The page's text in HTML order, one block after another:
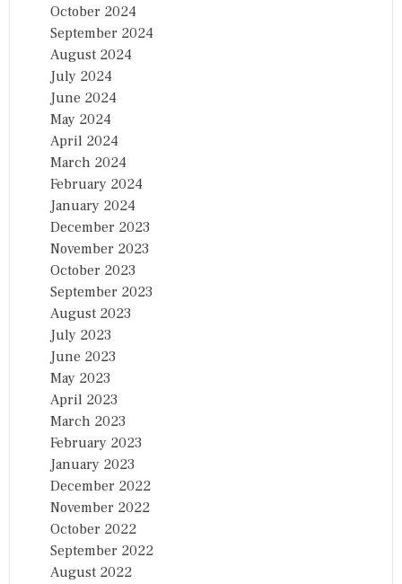
October 2024
September 2024
August 2024
July 2024
June 2024
May 2024
April 2024
March 2024
February 2024
January 2024
December 2023
November 2023
October 2023
September 2023
August 2023
July 2023
June 2023
May 2023
April 2023
March 2023
February 2023
January 2023
December 2022
November 2022
October 2022
September 2022
August 2022